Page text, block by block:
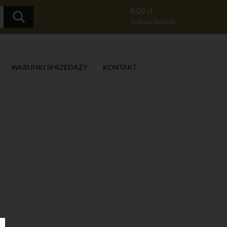
0.00 zł
Zobacz koszyk
WARUNKI SPRZEDAŻY KONTAKT